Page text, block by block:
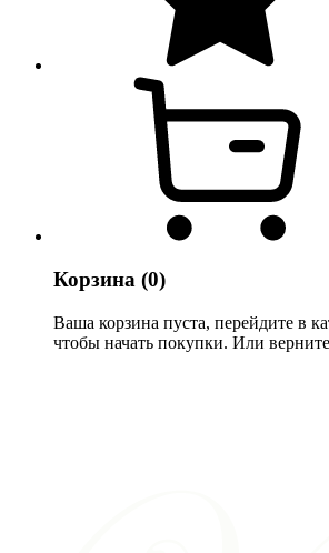
Корзина (0)
Ваша корзина пуста, перейдите в
чтобы начать покупки. Или